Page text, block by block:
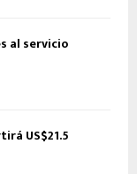
al servicio
US$21.5